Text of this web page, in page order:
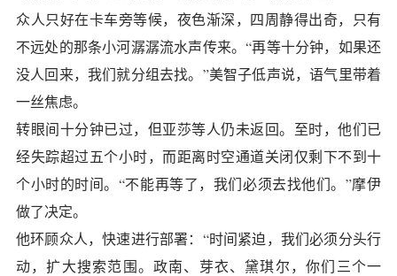
众人只好在卡车旁等候，夜色渐深，四周静得出奇，只有
不远处的那条小河潺潺流水声传来。“再等十分钟，如果还
没人回来，我们就分组去找。”美智子低声说，语气里带着
一丝焦虑。
转眼间十分钟已过，但亚莎等人仍未返回。至时，他们已
经失踪超过五个小时，而距离时空通道关闭仅剩下不到十
个小时的时间。“不能再等了，我们必须去找他们。”摩伊
做了决定。
他环顾众人，快速进行部署：“时间紧迫，我们必须分头行
动，扩大搜索范围。政南、芽衣、黛琪尔，你们三个一